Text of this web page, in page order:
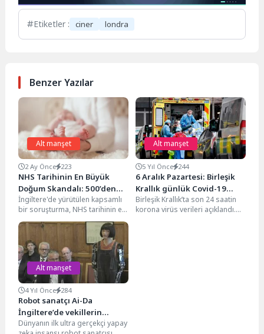
Etiketler : ciner londra
Benzer Yazılar
Alt manşet
2 Ay Önce 223
NHS Tarihinin En Büyük
Doğum Skandalı: 500’den
Fazla Anne ve Bebek Zarar
Gördü
İngiltere'de yürütülen kapsamlı
bir soruşturma, NHS tarihinin en
büyük doğum skandallarından
birini ortaya çıkardı. Kıdemli...
Alt manşet
5 Yıl Önce 244
6 Aralık Pazartesi: Birleşik
Krallık günlük Covid-19
raporu
Birleşik Krallık’ta son 24 saatin
korona virüs verileri açıklandı.
Alt manşet
4 Yıl Önce 284
Robot sanatçı Ai-Da
İngiltere’de vekillerin
sorularını cevapladı
Dünyanın ilk ultra gerçekçi yapay